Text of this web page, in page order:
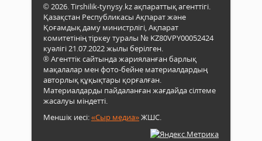
© 2026. Tirshilik-tynysy.kz ақпараттық агенттігі.
Қазақстан Республикасы Ақпарат және
Қоғамдық даму министрлігі, Ақпарат
комитетінің тіркеу туралы № KZ80VPY00052424
куәлігі 21.07.2022 жылы берілген.
® Агенттік сайтында жарияланған барлық
мақалалар мен фото-бейне материалдардың
авторлық құқықтары қорғалған.
Материалдарды пайдаланған жағдайда сілтеме
жасалуы міндетті.
Меншік иесі:«Сыр медиа»ЖШС.